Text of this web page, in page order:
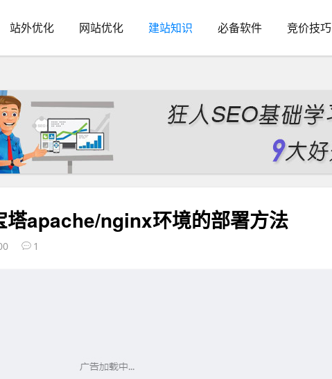
站外优化 网站优化 建站知识 必备软件 竞价技巧
塔apache/nginx环境的部署方法
1